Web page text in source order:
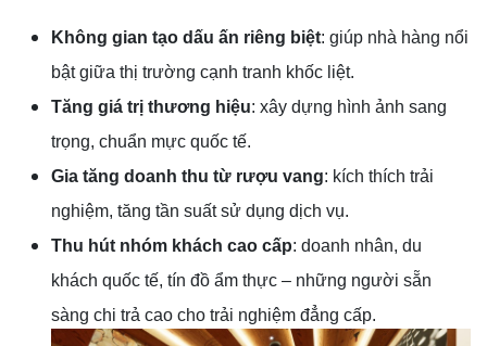
Không gian tạo dấu ấn riêng biệt: giúp nhà hàng nổi
bật giữa thị trường cạnh tranh khốc liệt.
Tăng giá trị thương hiệu: xây dựng hình ảnh sang
trọng, chuẩn mực quốc tế.
Gia tăng doanh thu từ rượu vang: kích thích trải
nghiệm, tăng tần suất sử dụng dịch vụ.
Thu hút nhóm khách cao cấp: doanh nhân, du
khách quốc tế, tín đồ ẩm thực – những người sẵn
sàng chi trả cao cho trải nghiệm đẳng cấp.